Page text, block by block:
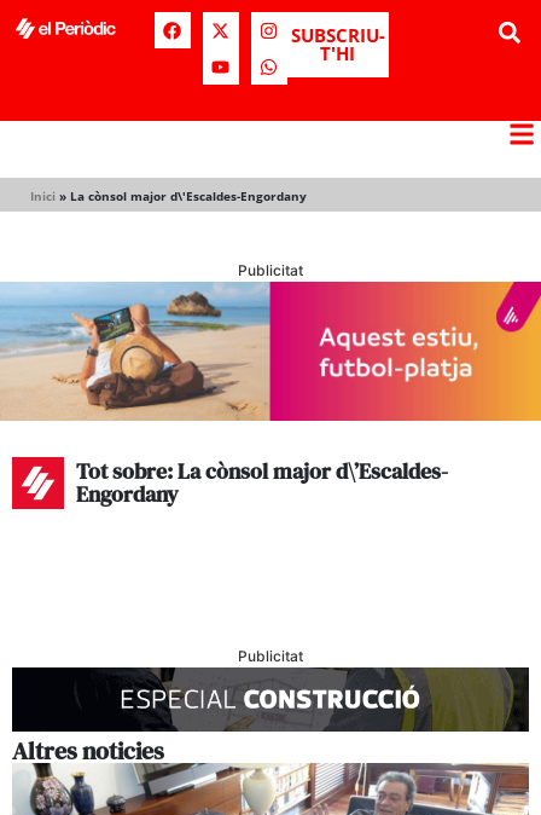
SUBSCRIU-
T'HI
Inici » La cònsol major d\'Escaldes-Engordany
Publicitat
Tot sobre: La cònsol major d\’Escaldes-
Engordany
Publicitat
Altres noticies